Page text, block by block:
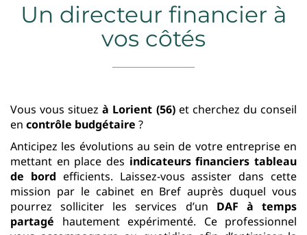
Un directeur financier à
vos côtés
Vous vous situezà Lorient (56)et cherchez du conseil
en contrôle budgétaire ?
Anticipez les évolutions au sein de votre entreprise en
mettant en place des indicateurs financiers tableau
de bord efficients. Laissez-vous assister dans cette
mission par le cabinet en Bref auprès duquel vous
pourrez solliciter les services d’un DAF à temps
partagé hautement expérimenté. Ce professionnel